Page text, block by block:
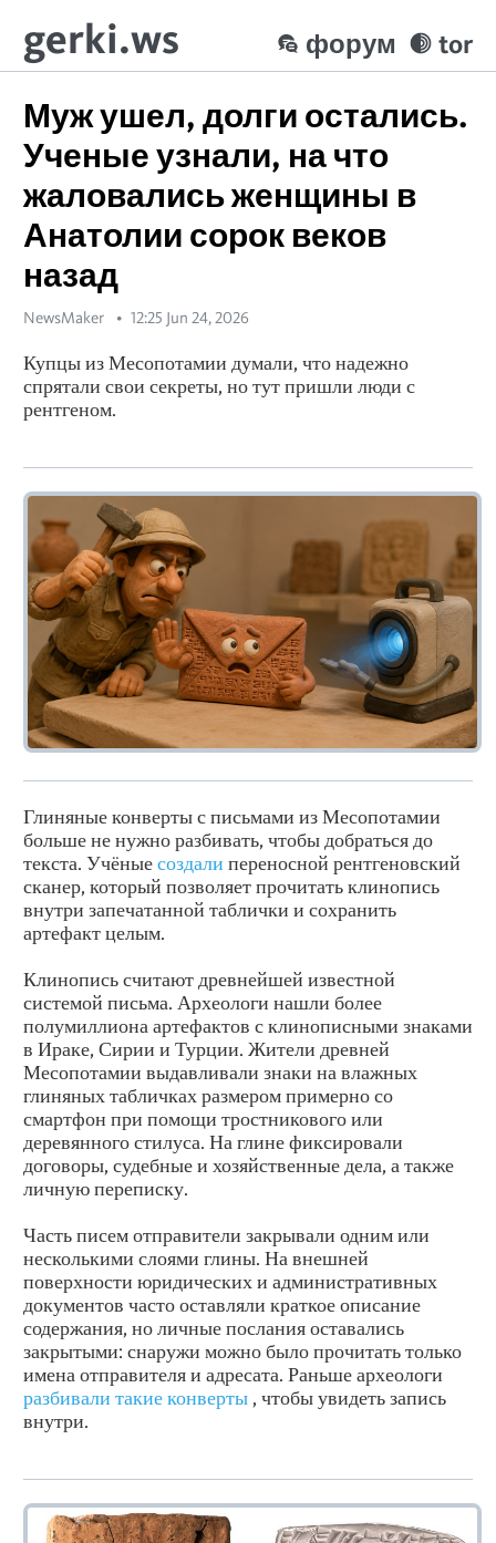
gerki.ws tor
форум
Муж ушел, долги остались.
Ученые узнали, на что
жаловались женщины в
Анатолии сорок веков
назад
NewsMaker 12:25 Jun 24, 2026
Купцы из Месопотамии думали, что надежно
спрятали свои секреты, но тут пришли люди с
рентгеном.
Глиняные конверты с письмами из Месопотамии
больше не нужно разбивать, чтобы добраться до
текста. Учёныесоздали переносной рентгеновский
сканер, который позволяет прочитать клинопись
внутри запечатанной таблички и сохранить
артефакт целым.
Клинопись считают древнейшей известной
системой письма. Археологи нашли более
полумиллиона артефактов с клинописными знаками
в Ираке, Сирии и Турции. Жители древней
Месопотамии выдавливали знаки на влажных
глиняных табличках размером примерно со
смартфон при помощи тростникового или
деревянного стилуса. На глине фиксировали
договоры, судебные и хозяйственные дела, а также
личную переписку.
Часть писем отправители закрывали одним или
несколькими слоями глины. На внешней
поверхности юридических и административных
документов часто оставляли краткое описание
содержания, но личные послания оставались
закрытыми: снаружи можно было прочитать только
имена отправителя и адресата. Раньше археологи
разбивали такие конверты , чтобы увидеть запись
внутри.